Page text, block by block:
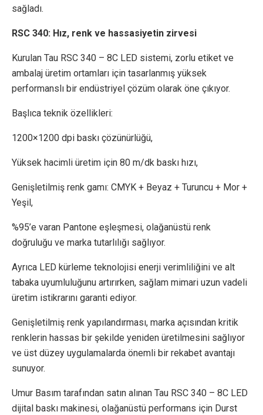
sağladı.
RSC 340: Hız, renk ve hassasiyetin zirvesi
Kurulan Tau RSC 340 – 8C LED sistemi, zorlu etiket ve
ambalaj üretim ortamları için tasarlanmış yüksek
performanslı bir endüstriyel çözüm olarak öne çıkıyor.
Başlıca teknik özellikleri:
1200×1200 dpi baskı çözünürlüğü,
Yüksek hacimli üretim için 80 m/dk baskı hızı,
Genişletilmiş renk gamı: CMYK + Beyaz + Turuncu + Mor +
Yeşil,
%95’e varan Pantone eşleşmesi, olağanüstü renk
doğruluğu ve marka tutarlılığı sağlıyor.
Ayrıca LED kürleme teknolojisi enerji verimliliğini ve alt
tabaka uyumluluğunu artırırken, sağlam mimari uzun vadeli
üretim istikrarını garanti ediyor.
Genişletilmiş renk yapılandırması, marka açısından kritik
renklerin hassas bir şekilde yeniden üretilmesini sağlıyor
ve üst düzey uygulamalarda önemli bir rekabet avantajı
sunuyor.
Umur Basım tarafından satın alınan Tau RSC 340 – 8C LED
dijital baskı makinesi, olağanüstü performans için Durst